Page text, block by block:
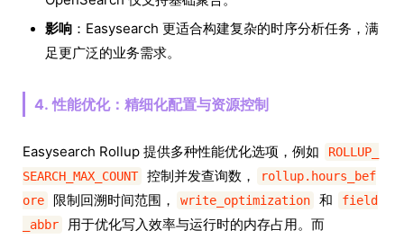
影响 ：Easysearch 更适合构建复杂的时序分析任务，满
足更广泛的业务需求。
4. 性能优化：精细化配置与资源控制
Easysearch Rollup 提供多种性能优化选项，例如
ROLLUP_
SEARCH_MAX_COUNT
控制并发查询数，
rollup.hours_bef
ore
限制回溯时间范围， write_optimization 和
field
_abbr
用于优化写入效率与运行时的内存占用。而